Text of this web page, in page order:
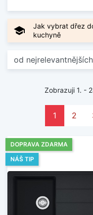
school
Jak vybrat dřez
kuchyně
Zobrazuji 1. -
1 2
DOPRAVA ZDARMA
NÁŠ TIP